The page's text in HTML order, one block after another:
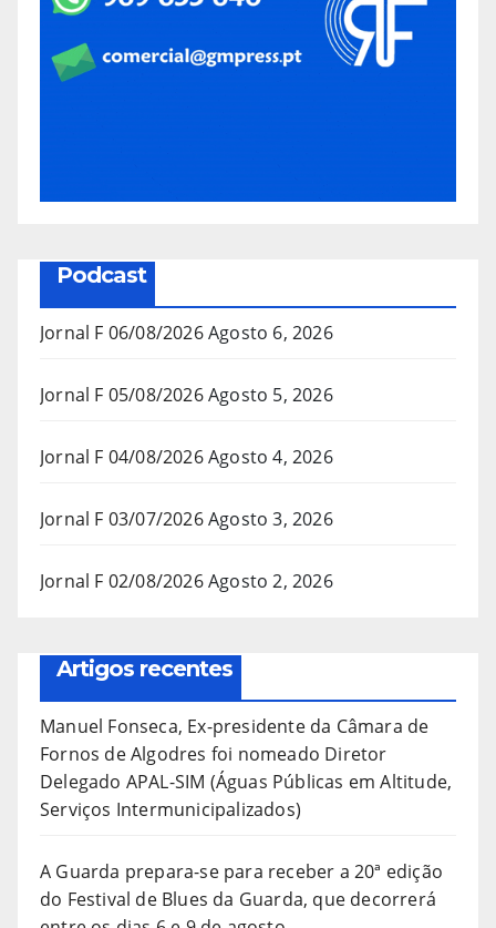
Podcast
Jornal F 06/08/2026Agosto 6, 2026
Jornal F 05/08/2026Agosto 5, 2026
Jornal F 04/08/2026Agosto 4, 2026
Jornal F 03/07/2026Agosto 3, 2026
Jornal F 02/08/2026Agosto 2, 2026
Artigos recentes
Manuel Fonseca, Ex-presidente da Câmara de
Fornos de Algodres foi nomeado Diretor
Delegado APAL-SIM (Águas Públicas em Altitude,
Serviços Intermunicipalizados)
A Guarda prepara-se para receber a 20ª edição
do Festival de Blues da Guarda, que decorrerá